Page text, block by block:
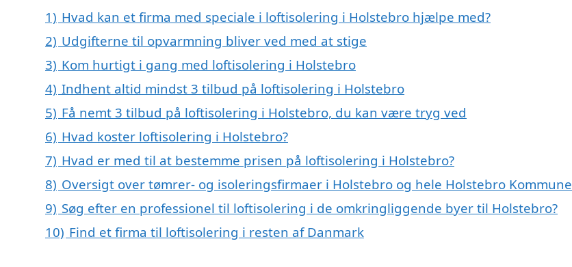
1) Hvad kan et firma med speciale i loftisolering i Holstebro hjælpe med?
2) Udgifterne til opvarmning bliver ved med at stige
3) Kom hurtigt i gang med loftisolering i Holstebro
4) Indhent altid mindst 3 tilbud på loftisolering i Holstebro
5) Få nemt 3 tilbud på loftisolering i Holstebro, du kan være tryg ved
6) Hvad koster loftisolering i Holstebro?
7) Hvad er med til at bestemme prisen på loftisolering i Holstebro?
8) Oversigt over tømrer- og isoleringsfirmaer i Holstebro og hele Holstebro Kommune
9) Søg efter en professionel til loftisolering i de omkringliggende byer til Holstebro?
10) Find et firma til loftisolering i resten af Danmark